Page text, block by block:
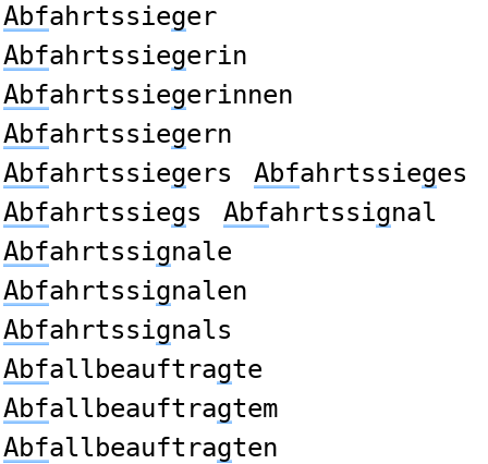
Abfahrtssieger
Abfahrtssiegerin
Abfahrtssiegerinnen
Abfahrtssiegern
Abfahrtssiegers Abfahrtssieges
Abfahrtssiegs Abfahrtssignal
Abfahrtssignale
Abfahrtssignalen
Abfahrtssignals
Abfallbeauftragte
Abfallbeauftragtem
Abfallbeauftragten